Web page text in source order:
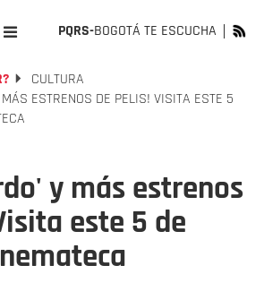
PQRS-BOGOTÁ TE ESCUCHA
CULTURA
ESTRENOS DE PELIS! VISITA ESTE 5
y más estrenos
este 5 de